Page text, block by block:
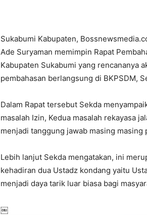
Sukabumi Kabupaten,
Ade Suryaman memimpin Rapat
Kabupaten Sukabumi yang rencananya
pembahasan berlangsung di BKPSDM,
Dalam Rapat tersebut Sekda
masalah Izin, Kedua masalah rekayasa
menjadi tanggung jawab masing
Lebih lanjut Sekda mengatakan, ini
kehadiran dua Ustadz kondang yaitu
menjadi daya tarik luar biasa bagi
￼